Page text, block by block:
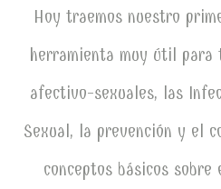
Hoy traemos nuestro
herramienta muy útil
afectivo-sexuales, las
Sexual, la prevención y el
conceptos básicos sobre